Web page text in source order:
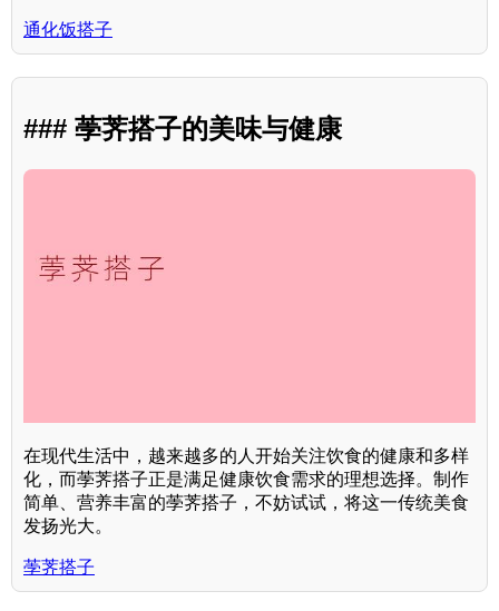
通化饭搭子
### 荸荠搭子的美味与健康
在现代生活中，越来越多的人开始关注饮食的健康和多样
化，而荸荠搭子正是满足健康饮食需求的理想选择。制作
简单、营养丰富的荸荠搭子，不妨试试，将这一传统美食
发扬光大。
荸荠搭子